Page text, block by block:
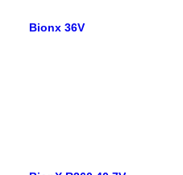
Bionx 36V